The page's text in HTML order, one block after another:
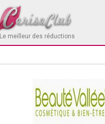
Le meilleur des réductions